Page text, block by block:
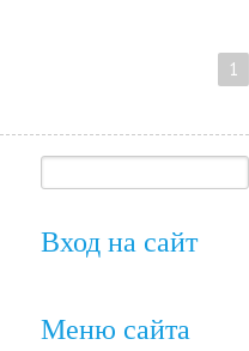
1
Вход на сайт
Меню сайта